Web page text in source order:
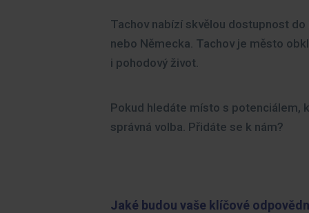
Tachov nabízí skvělou dostupnost
nebo Německa. Tachov je město
i pohodový život.
Pokud hledáte místo s potenciálem,
správná volba. Přidáte se k nám?
Jaké budou vaše klíčové